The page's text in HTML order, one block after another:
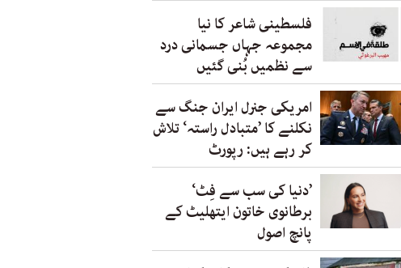
فلسطینی شاعر کا نیا
مجموعہ جہاں جسمانی درد
سے نظمیں بُنی گئیں
امریکی جنرل ایران جنگ سے
نکلنے کا ’متبادل راستہ‘ تلاش
کر رہے ہیں: رپورٹ
’دنیا کی سب سے فِٹ‘
برطانوی خاتون ایتھلیٹ کے
پانچ اصول